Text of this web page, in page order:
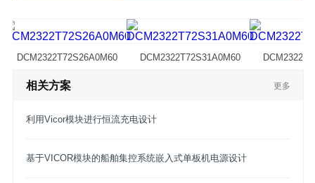
DCM2322T72S26A0M60 DCM2322T72S31A0M60
相关方案 更多
利用Vicor模块进行恒流充电设计
基于VICOR模块的船舶集控系统嵌入式单板机电源设计